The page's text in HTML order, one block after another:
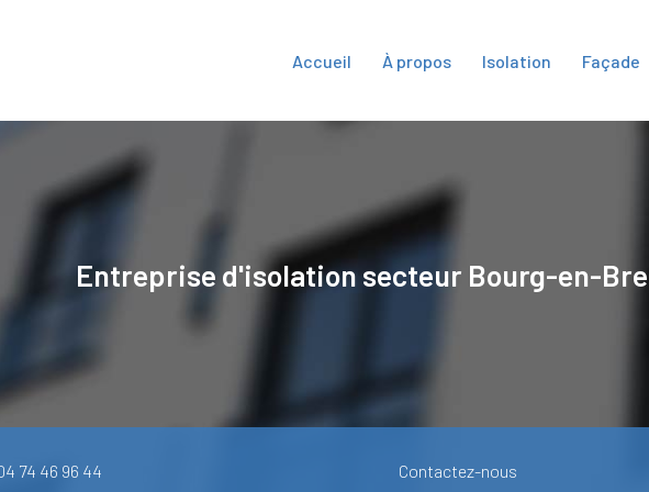
Accueil À propos Isolation Façade
Entreprise d'isolation secteur Bourg-en-
74 46 96 44 Contactez-nous